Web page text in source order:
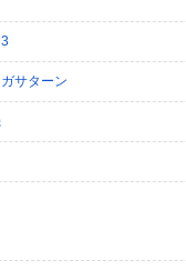
サターン